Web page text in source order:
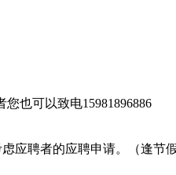
也可以致电15981896886
应聘者的应聘申请。（逢